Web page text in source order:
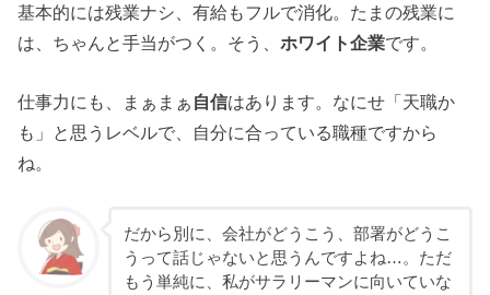
基本的には残業ナシ、有給もフルで消化。たまの残業に
は、ちゃんと手当がつく。そう、ホワイト企業です。
仕事力にも、まぁまぁ 自信はあります。なにせ「天職か
も」と思うレベルで、自分に合っている職種ですから
ね。
だから別に、会社がどうこう、部署がどうこ
うって話じゃないと思うんですよね…。ただ
もう単純に、私がサラリーマンに向いていな